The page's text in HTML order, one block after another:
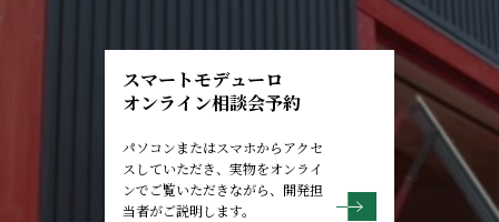
スマートモデューロ
オンライン相談会予約
パソコンまたはスマホからアクセ
スしていただき、実物をオンライ
ンでご覧いただきながら、開発担
当者がご説明します。